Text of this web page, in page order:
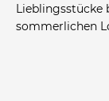
Lieblingsstücke
sommerlichen